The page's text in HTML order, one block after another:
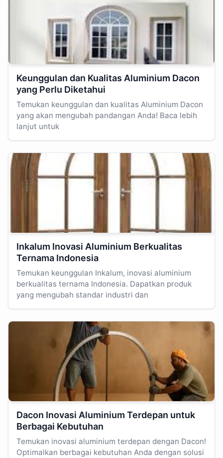
Keunggulan dan Kualitas Aluminium Dacon
yang Perlu Diketahui
Temukan keunggulan dan kualitas Aluminium Dacon
yang akan mengubah pandangan Anda! Baca lebih
lanjut untuk
Inkalum Inovasi Aluminium Berkualitas
Ternama Indonesia
Temukan keunggulan Inkalum, inovasi aluminium
berkualitas ternama Indonesia. Dapatkan produk
yang mengubah standar industri dan
Dacon Inovasi Aluminium Terdepan untuk
Berbagai Kebutuhan
Temukan inovasi aluminium terdepan dengan Dacon!
Optimalkan berbagai kebutuhan Anda dengan solusi